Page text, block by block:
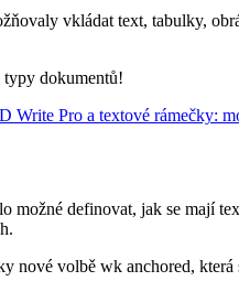
vkládat text, tabulky,
dokumentů!
Write Pro a textové rámečky:
možné definovat, jak se mají
nové volbě wk anchored, která